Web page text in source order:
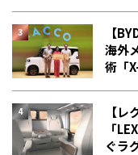
【
海外
術「
【
「
ぐラ